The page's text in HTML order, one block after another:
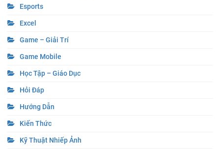
Esports
Excel
Game – Giải Trí
Game Mobile
Học Tập – Giáo Dục
Hỏi Đáp
Hướng Dẫn
Kiến Thức
Kỹ Thuật Nhiếp Ảnh